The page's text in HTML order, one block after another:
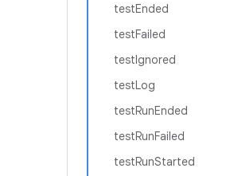
testEnded
testFailed
testIgnored
testLog
testRunEnded
testRunFailed
testRunStarted